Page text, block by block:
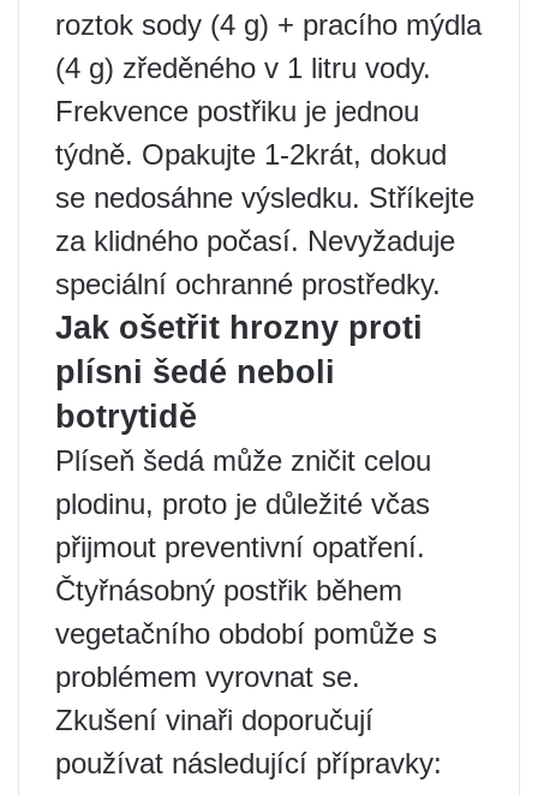
roztok sody (4 g) + pracího mýdla
(4 g) zředěného v 1 litru vody.
Frekvence postřiku je jednou
týdně. Opakujte 1-2krát, dokud
se nedosáhne výsledku. Stříkejte
za klidného počasí. Nevyžaduje
speciální ochranné prostředky.
Jak ošetřit hrozny proti
plísni šedé neboli
botrytidě
Plíseň šedá může zničit celou
plodinu, proto je důležité včas
přijmout preventivní opatření.
Čtyřnásobný postřik během
vegetačního období pomůže s
problémem vyrovnat se.
Zkušení vinaři doporučují
používat následující přípravky: